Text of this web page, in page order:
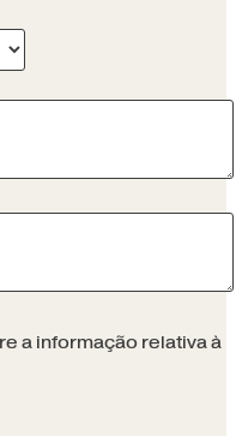
a informação relativa à